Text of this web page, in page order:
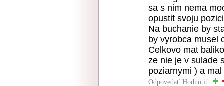
sa s nim nema
opustit svoju
Na buchanie by
by vyrobca musel
Celkovo mat
ze nie je v sulade
poziarnymi ) a
Odpovedať Hodnotiť: